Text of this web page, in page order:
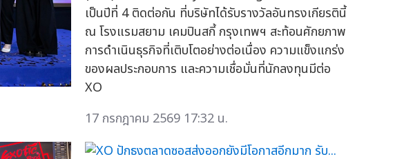
เป็นปีที่ 4 ติดต่อกัน ที่บริษัทได้รับรางวัลอันทรงเกียรตินี้
ณ โรงแรมสยาม เคมปินสกี้ กรุงเทพฯ สะท้อนศักยภาพ
การดำเนินธุรกิจที่เติบโตอย่างต่อเนื่อง ความแข็งแกร่ง
ของผลประกอบการ และความเชื่อมั่นที่นักลงทุนมีต่อ
XO
17 กรกฎาคม 2569 17:32 น.